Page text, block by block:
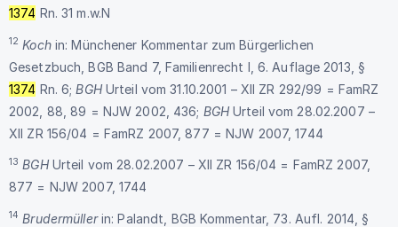
1374 Rn. 31 m.w.N
12 Kochin: Münchener Kommentar zum Bürgerlichen
Gesetzbuch, BGB Band 7, Familienrecht I, 6. Auflage 2013, §
1374 Rn. 6;BGHUrteil vom 31.10.2001 – XII ZR 292/99 = FamRZ
2002, 88, 89 = NJW 2002, 436; BGHUrteil vom 28.02.2007 –
XII ZR 156/04 = FamRZ 2007, 877 = NJW 2007, 1744
13 BGHUrteil vom 28.02.2007 – XII ZR 156/04 = FamRZ 2007,
877 = NJW 2007, 1744
14 Brudermüllerin: Palandt, BGB Kommentar, 73. Aufl. 2014, §